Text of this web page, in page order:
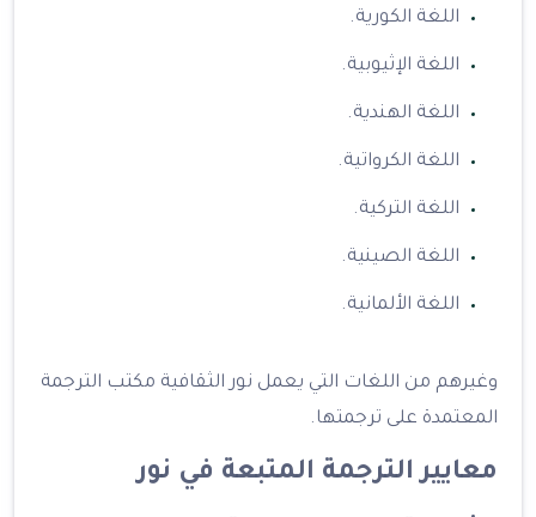
اللغة الكورية.
اللغة الإثيوبية.
اللغة الهندية.
اللغة الكرواتية.
اللغة التركية.
اللغة الصينية.
اللغة الألمانية.
وغيرهم من اللغات التي يعمل نور الثقافية مكتب الترجمة
المعتمدة على ترجمتها.
معايير الترجمة المتبعة في نور